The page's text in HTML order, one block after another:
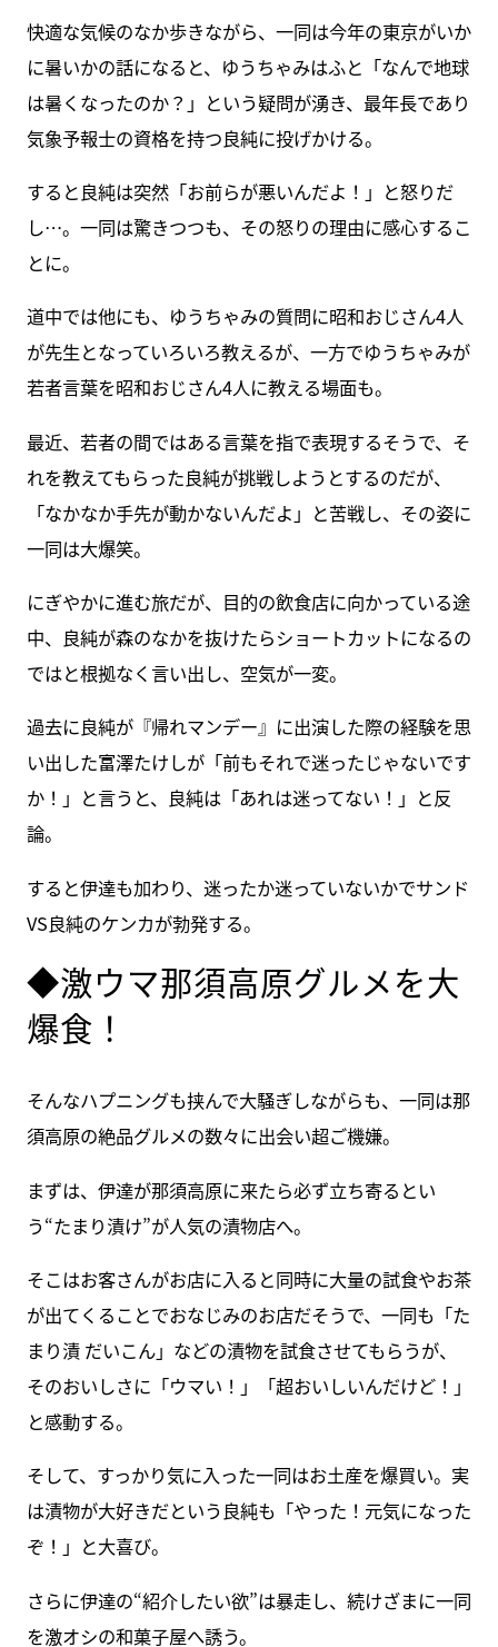
快適な気候のなか歩きながら、一同は今年の東京がいか
に暑いかの話になると、ゆうちゃみはふと「なんで地球
は暑くなったのか？」という疑問が湧き、最年長であり
気象予報士の資格を持つ良純に投げかける。
すると良純は突然「お前らが悪いんだよ！」と怒りだ
し…。一同は驚きつつも、その怒りの理由に感心するこ
とに。
道中では他にも、ゆうちゃみの質問に昭和おじさん4人
が先生となっていろいろ教えるが、一方でゆうちゃみが
若者言葉を昭和おじさん4人に教える場面も。
最近、若者の間ではある言葉を指で表現するそうで、そ
れを教えてもらった良純が挑戦しようとするのだが、
「なかなか手先が動かないんだよ」と苦戦し、その姿に
一同は大爆笑。
にぎやかに進む旅だが、目的の飲食店に向かっている途
中、良純が森のなかを抜けたらショートカットになるの
ではと根拠なく言い出し、空気が一変。
過去に良純が『帰れマンデー』に出演した際の経験を思
い出した富澤たけしが「前もそれで迷ったじゃないです
か！」と言うと、良純は「あれは迷ってない！」と反
論。
すると伊達も加わり、迷ったか迷っていないかでサンド
VS良純のケンカが勃発する。
◆激ウマ那須高原グルメを大
爆食！
そんなハプニングも挟んで大騒ぎしながらも、一同は那
須高原の絶品グルメの数々に出会い超ご機嫌。
まずは、伊達が那須高原に来たら必ず立ち寄るとい
う“たまり漬け”が人気の漬物店へ。
そこはお客さんがお店に入ると同時に大量の試食やお茶
が出てくることでおなじみのお店だそうで、一同も「た
まり漬 だいこん」などの漬物を試食させてもらうが、
そのおいしさに「ウマい！」「超おいしいんだけど！」
と感動する。
そして、すっかり気に入った一同はお土産を爆買い。実
は漬物が大好きだという良純も「やった！元気になった
ぞ！」と大喜び。
さらに伊達の“紹介したい欲”は暴走し、続けざまに一同
を激オシの和菓子屋へ誘う。